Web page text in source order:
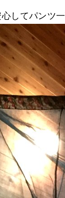
してパンツ